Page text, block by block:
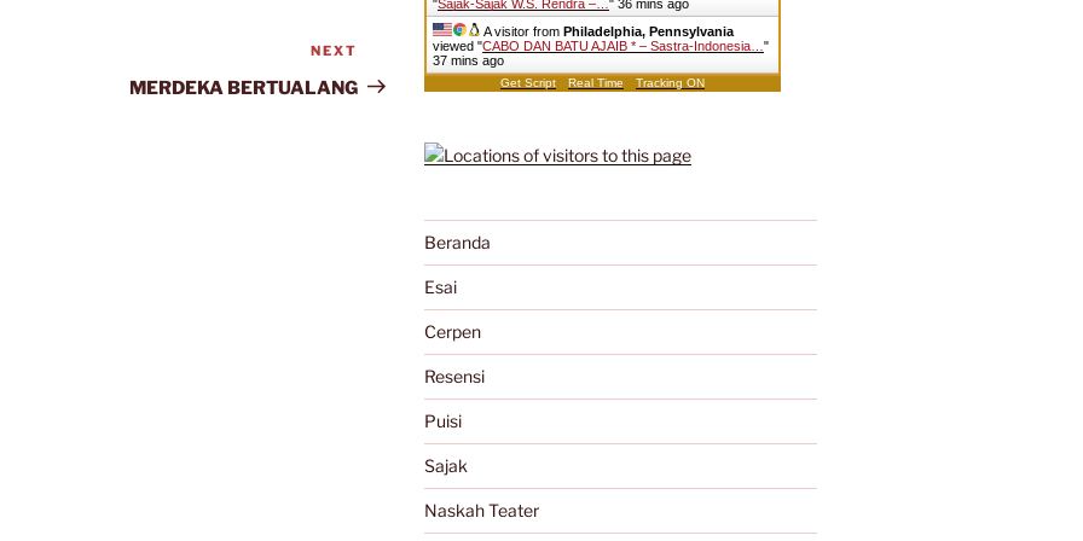
Post
NEXT
MERDEKA BERTUALANG
"Sajak-Sajak W.S. Rendra –… " 36 mins ago
A visitor from Philadelphia, Pennsylvania
viewed "CABO DAN BATU AJAIB * – Sastra-Indonesia… "
37 mins ago
Get Script Real Time Tracking ON
Beranda
Esai
Cerpen
Resensi
Puisi
Sajak
Naskah Teater